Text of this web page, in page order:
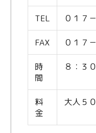
TEL ０１７
FAX ０１７
時
間
８：３
料
金
大人５